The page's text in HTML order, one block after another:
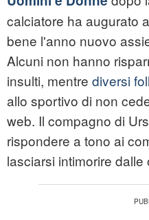
calciatore ha augurato
bene l'anno nuovo
Alcuni non hanno
insulti, mentre diversi
allo sportivo di non
web. Il compagno di
rispondere a tono ai
lasciarsi intimorire dalle